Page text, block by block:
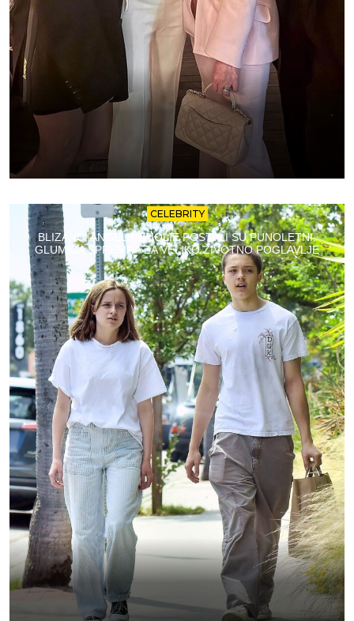
CELEBRITY
BLIZANCI ANGELINE JOLIE POSTALI SU PUNOLETNI:
GLUMICA SPREMNA ZA VELIKO ŽIVOTNO POGLAVLJE